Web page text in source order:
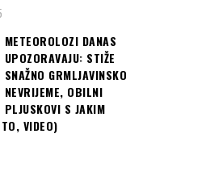
METEOROLOZI DANAS
UPOZORAVAJU: STIŽE
SNAŽNO GRMLJAVINSKO
NEVRIJEME, OBILNI
PLJUSKOVI S JAKIM
VIDEO)